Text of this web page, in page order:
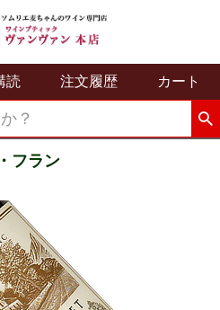
読 注文履歴 カート
フラン